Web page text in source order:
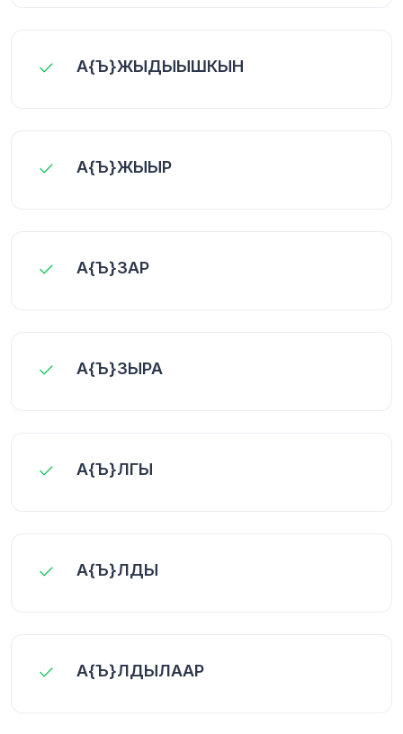
А{Ъ}ЖЫДЫЫШКЫН
А{Ъ}ЖЫЫР
А{Ъ}ЗАР
А{Ъ}ЗЫРА
А{Ъ}ЛГЫ
А{Ъ}ЛДЫ
А{Ъ}ЛДЫЛААР